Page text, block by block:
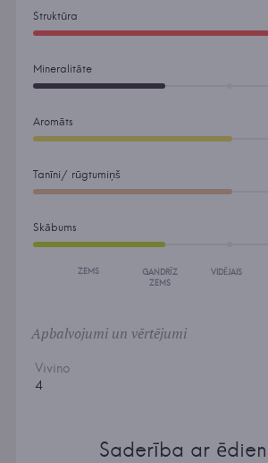
Struktūra
Mineralitāte
Aromāts
Tanīni/ rūgtumiņš
Skābums
ZEMS
GANDRĪZ
ZEMS
VIDĒJAIS
Apbalvojumi un vērtējumi
Vivino
4
Saderība ar